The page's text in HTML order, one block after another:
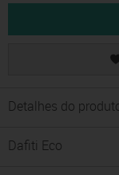
Detalhes do
Dafiti Eco